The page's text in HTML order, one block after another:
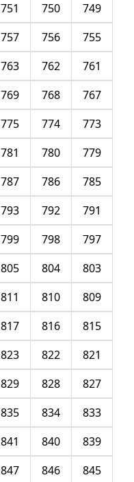
749
750
751
755
756
757
761
762
763
767
768
769
773
774
775
779
780
781
785
786
787
791
792
793
797
798
799
803
804
805
809
810
811
815
816
817
821
822
823
827
828
829
833
834
835
839
840
841
845
846
847